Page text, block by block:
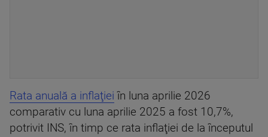
Rata anuală a inflaţiei în luna aprilie 2026
comparativ cu luna aprilie 2025 a fost 10,7%,
potrivit INS, în timp ce rata inflaţiei de la începutul